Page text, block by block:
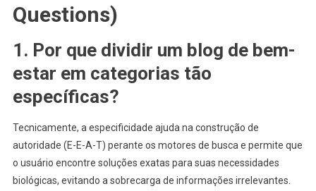
Questions)
1. Por que dividir um blog de bem-
estar em categorias tão
específicas?
Tecnicamente, a especificidade ajuda na construção de
autoridade (E-E-A-T) perante os motores de busca e permite que
o usuário encontre soluções exatas para suas necessidades
biológicas, evitando a sobrecarga de informações irrelevantes.